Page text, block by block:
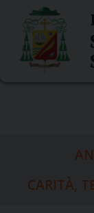
content
CARITÀ,